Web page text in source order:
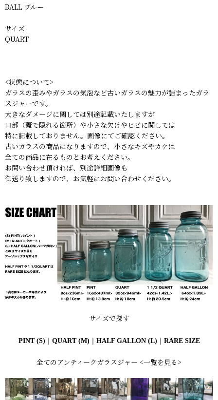
BALL ブルー
サイズ
QUART
<状態について>
ガラスの歪みやガラスの気泡など古いガラスの魅力が詰まったガラ
スジャーです。
大きなダメージに関しては別途記載いたしますが
口部（蓋で隠れる箇所）や小さな欠けやヒビに関しては
特に記載しておりません。画像にてご確認ください。
古いガラスの商品になりますので、小さなキズやカケは
全ての商品に在るものとお考えください。
お問い合わせ頂ければ、別途詳細画像も
御送り致しますので、お気軽にお問い合わせください。
サイズで探す
PINT (S) ｜ QUART (M) ｜ HALF GALLON (L) ｜ RARE SIZE
全てのアンティークガラスジャー <一覧を見る>